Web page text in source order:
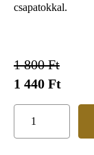
csapatokkal.
1 800 Ft
1 440 Ft